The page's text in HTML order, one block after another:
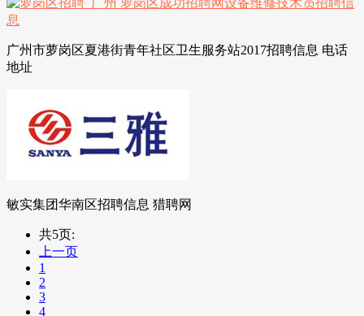
广州市萝岗区夏港街青年社区卫生服务站2017招聘信息 电话
地址
敏实集团华南区招聘信息 猎聘网
共5页:
上一页
1
2
3
4